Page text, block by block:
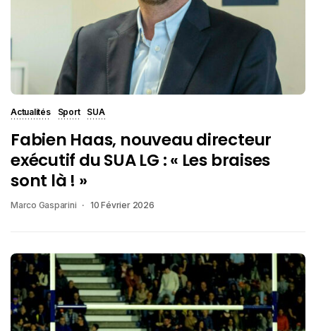
Actualités Sport SUA
Fabien Haas, nouveau directeur
exécutif du SUA LG : « Les braises
sont là ! »
Marco Gasparini 10 Février 2026